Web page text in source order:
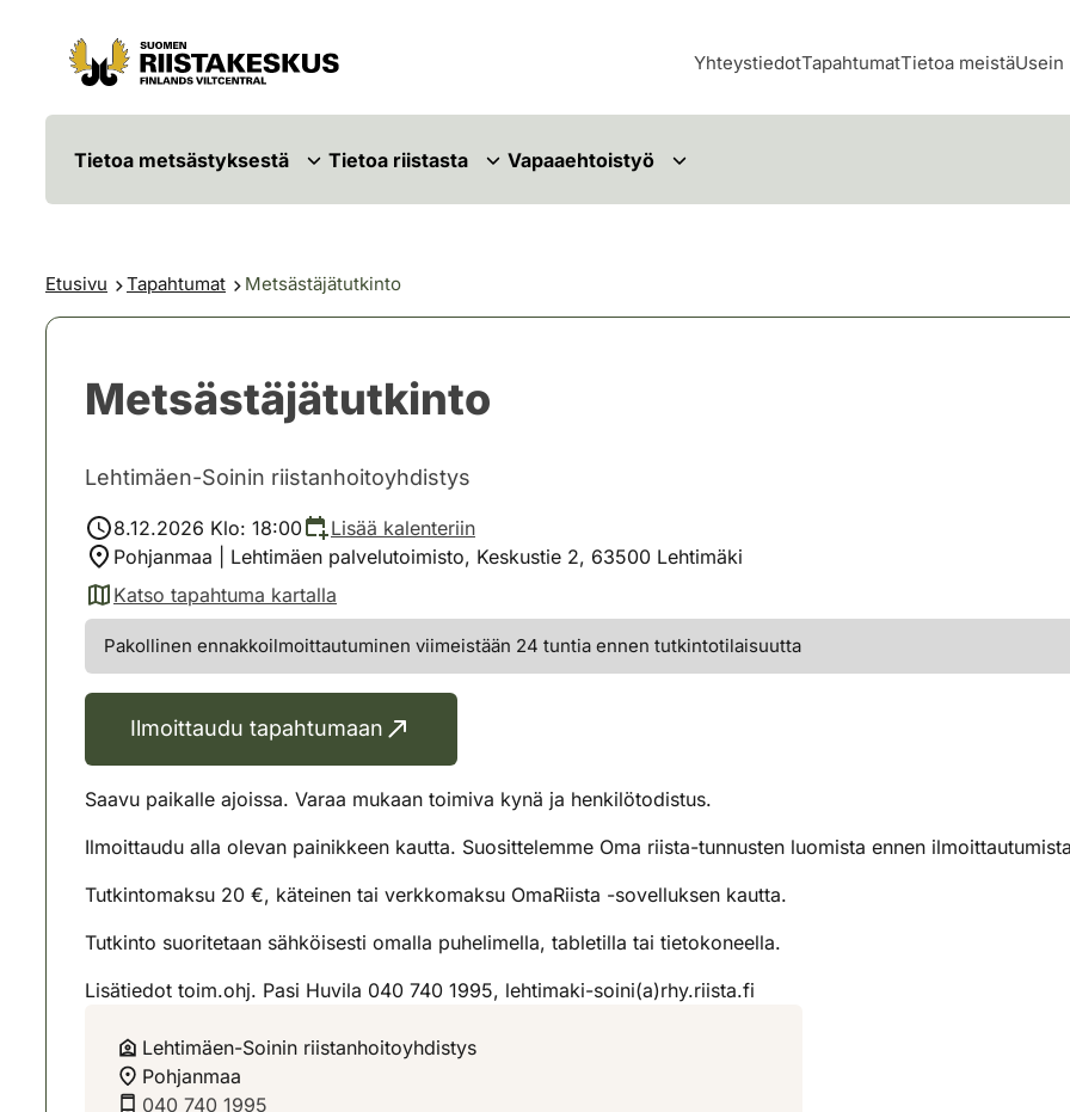
Siirry sisältöön
Siirry sivustokarttaan
YhteystiedotTapahtumatTietoa meistäUsein
Tietoa metsästyksestä Tietoa riistasta Vapaaehtoistyö
Etusivu Tapahtumat Metsästäjätutkinto
Metsästäjätutkinto
Lehtimäen-Soinin riistanhoitoyhdistys
8.12.2026 Klo: 18:00
Lisää kalenteriin
Pohjanmaa | Lehtimäen palvelutoimisto, Keskustie 2, 63500 Lehtimäki
Katso tapahtuma kartalla
(avautuu uuteen välilehteen)
Pakollinen ennakkoilmoittautuminen viimeistään 24 tuntia ennen tutkintotilaisuutta
Ilmoittaudu tapahtumaan
Saavu paikalle ajoissa. Varaa mukaan toimiva kynä ja henkilötodistus.
Ilmoittaudu alla olevan painikkeen kautta. Suosittelemme Oma riista-tunnusten luomista ennen
Tutkintomaksu 20 €, käteinen tai verkkomaksu OmaRiista -sovelluksen kautta.
Tutkinto suoritetaan sähköisesti omalla puhelimella, tabletilla tai tietokoneella.
Lisätiedot toim.ohj. Pasi Huvila 040 740 1995, lehtimaki-soini(a)rhy.riista.fi
Lehtimäen-Soinin riistanhoitoyhdistys
Pohjanmaa
040 740 1995